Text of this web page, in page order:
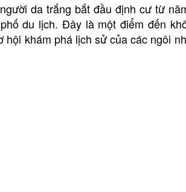
da trắng bắt đầu định cư từ
du lịch. Đây là một điểm đến
khám phá lịch sử của các ngôi